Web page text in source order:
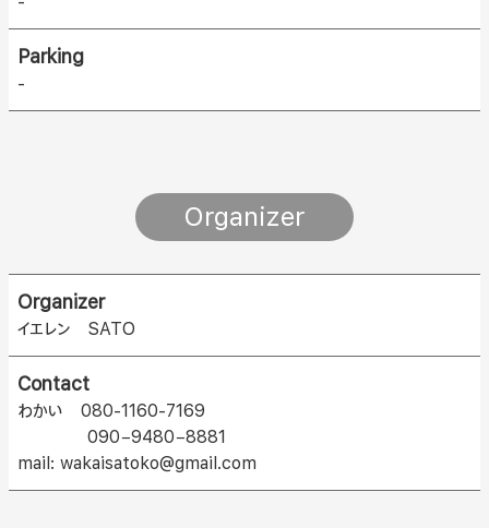
Parking
-
Organizer
Organizer
イエレン SATO
Contact
わかい 080-1160-7169
090−9480−8881
mail: wakaisatoko@gmail.com